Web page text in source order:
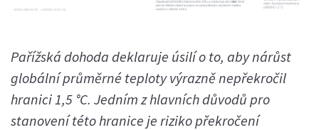
Pařížská dohoda deklaruje úsilí o to, aby nárůst
globální průměrné teploty výrazně nepřekročil
hranici 1,5 °C. Jedním z hlavních důvodů pro
stanovení této hranice je riziko překročení